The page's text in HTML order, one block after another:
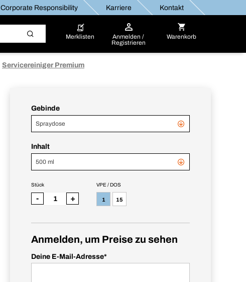
Corporate Responsibility Karriere Kontakt
Merklisten
Anmelden /
Registrieren
Warenkorb
Servicereiniger Premium
Gebinde
Spraydose
Inhalt
500 ml
VPE / DOS
1 15
Stück
- +
Anmelden, um Preise zu sehen
Deine E-Mail-Adresse*